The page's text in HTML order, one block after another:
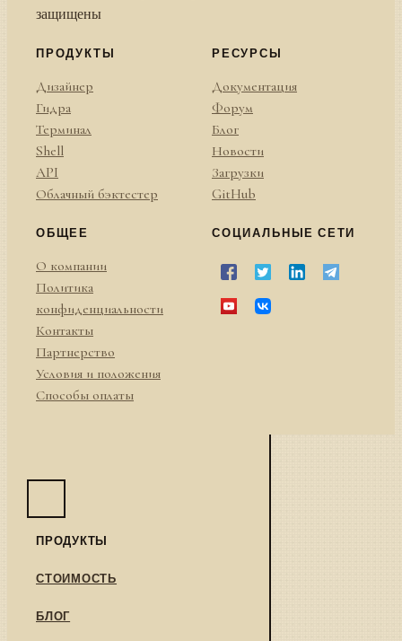
защищены
ПРОДУКТЫ
Дизайнер
Гидра
Терминал
Shell
API
Облачный бэктестер
РЕСУРСЫ
Документация
Форум
Блог
Новости
Загрузки
GitHub
ОБЩЕЕ
О компании
Политика
конфиденциальности
Контакты
Партнерство
Условия и положения
Способы оплаты
СОЦИАЛЬНЫЕ СЕТИ
ПРОДУКТЫ
СТОИМОСТЬ
БЛОГ